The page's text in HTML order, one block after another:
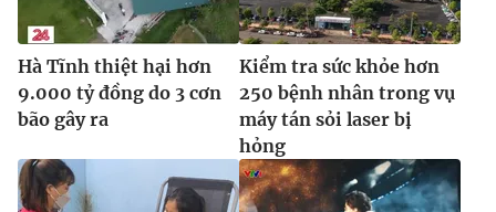
® Cấm sao chép dưới mọi hình thức nếu không có sự chấp
thuận bằng văn bản. Ghi rõ nguồn VTV.vn khi phát hành lại
Hà Tĩnh thiệt hại hơn
9.000 tỷ đồng do 3 cơn
bão gây ra
Kiểm tra sức khỏe hơn
250 bệnh nhân trong vụ
máy tán sỏi laser bị
hỏng